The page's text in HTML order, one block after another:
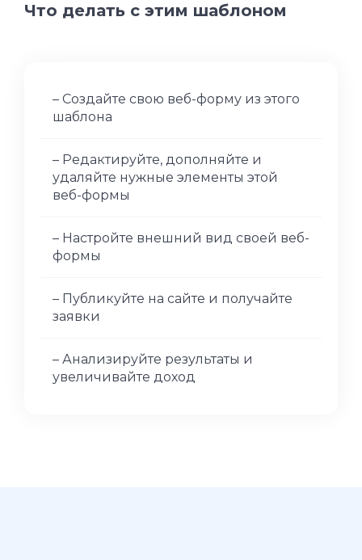
Что делать с этим шаблоном
– Создайте свою веб-форму из этого
шаблона
– Редактируйте, дополняйте и
удаляйте нужные элементы этой
веб-формы
– Настройте внешний вид своей веб-
формы
– Публикуйте на сайте и получайте
заявки
– Анализируйте результаты и
увеличивайте доход